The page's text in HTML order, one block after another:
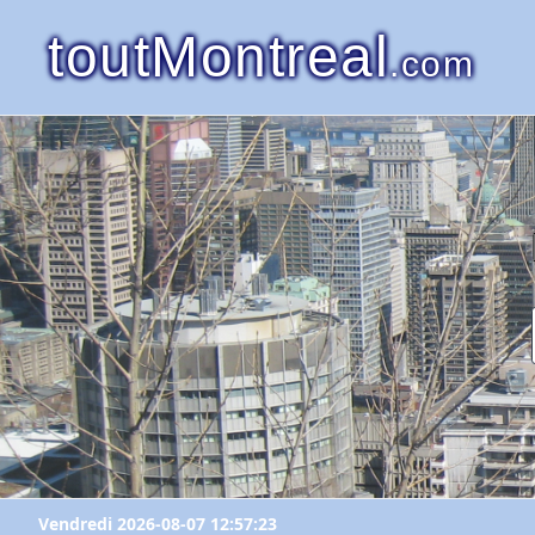
toutMontreal.com
Vendredi 2026-08-07 12:57:23